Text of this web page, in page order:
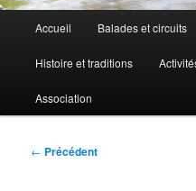
principal
Accueil Balades et circuits
Histoire et traditions
Association
Navigation
← Précédent